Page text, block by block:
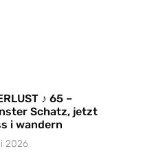
♪ 65 –
Schatz, jetzt
i wandern
2026